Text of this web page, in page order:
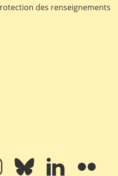
des renseignements